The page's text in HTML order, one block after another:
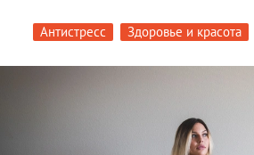
Антистресс Здоровье и красота